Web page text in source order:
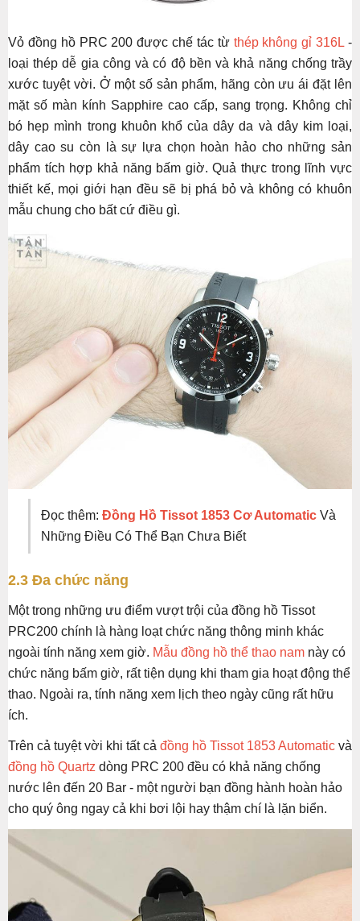
Vỏ đồng hồ PRC 200 được chế tác từ thép không gỉ 316L -
loại thép dễ gia công và có độ bền và khả năng chống trầy
xước tuyệt vời. Ở một số sản phẩm, hãng còn ưu ái đặt lên
mặt số màn kính Sapphire cao cấp, sang trọng. Không chỉ
bó hẹp mình trong khuôn khổ của dây da và dây kim loại,
dây cao su còn là sự lựa chọn hoàn hảo cho những sản
phẩm tích hợp khả năng bấm giờ. Quả thực trong lĩnh vực
thiết kế, mọi giới hạn đều sẽ bị phá bỏ và không có khuôn
mẫu chung cho bất cứ điều gì.
Đọc thêm: Đồng Hồ Tissot 1853 Cơ Automatic Và
Những Điều Có Thể Bạn Chưa Biết
2.3 Đa chức năng
Một trong những ưu điểm vượt trội của đồng hồ Tissot
PRC200 chính là hàng loạt chức năng thông minh khác
ngoài tính năng xem giờ. Mẫu đồng hồ thể thao nam này có
chức năng bấm giờ, rất tiện dụng khi tham gia hoạt động thể
thao. Ngoài ra, tính năng xem lịch theo ngày cũng rất hữu
ích.
Trên cả tuyệt vời khi tất cả đồng hồ Tissot 1853 Automatic và
đồng hồ Quartz dòng PRC 200 đều có khả năng chống
nước lên đến 20 Bar - một người bạn đồng hành hoàn hảo
cho quý ông ngay cả khi bơi lội hay thậm chí là lặn biển.